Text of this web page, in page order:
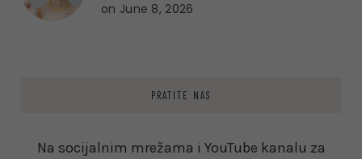
on June 8, 2026
PRATITE NAS
Na socijalnim mrežama i YouTube kanalu za